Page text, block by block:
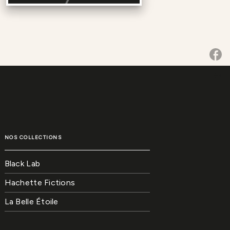
NOS COLLECTIONS
Black Lab
Hachette Fictions
La Belle Étoile